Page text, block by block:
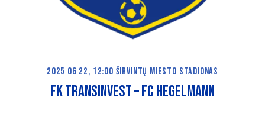
2025 06 22, 12:00 ŠIRVINTŲ MIESTO STADIONAS
FK TRANSINVEST – FC HEGELMANN